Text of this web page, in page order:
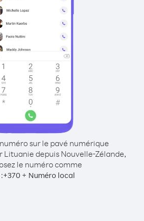
sur le pavé numérique
Lituanie depuis Nouvelle-Zélande,
le numéro comme
+370+ Numéro local